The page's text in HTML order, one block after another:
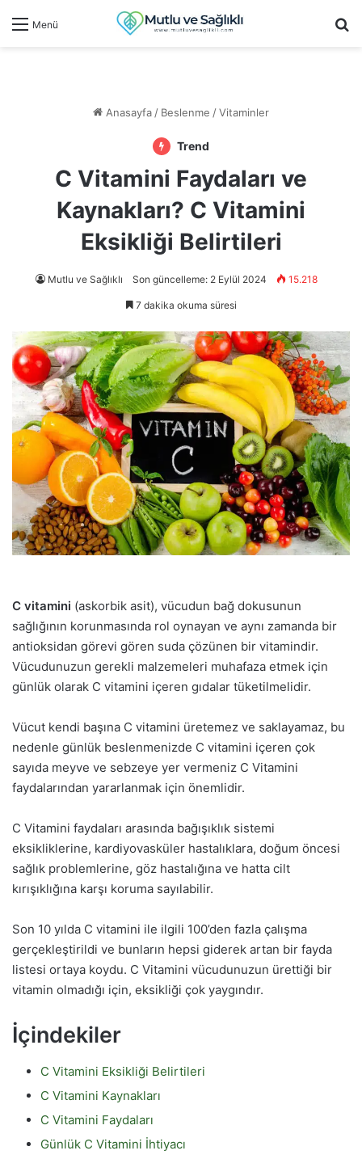
Menü
Anasayfa/ Beslenme /Vitaminler
Trend
C Vitamini Faydaları ve
Kaynakları? C Vitamini
Eksikliği Belirtileri
Mutlu ve Sağlıklı Son güncelleme: 2 Eylül 2024 15.218
7 dakika okuma süresi
C vitamini (askorbik asit), vücudun bağ dokusunun
sağlığının korunmasında rol oynayan ve aynı zamanda bir
antioksidan görevi gören suda çözünen bir vitamindir.
Vücudunuzun gerekli malzemeleri muhafaza etmek için
günlük olarak C vitamini içeren gıdalar tüketilmelidir.
Vücut kendi başına C vitamini üretemez ve saklayamaz, bu
nedenle günlük beslenmenizde C vitamini içeren çok
sayıda meyve ve sebzeye yer vermeniz C Vitamini
faydalarından yararlanmak için önemlidir.
C Vitamini faydaları arasında bağışıklık sistemi
eksikliklerine, kardiyovasküler hastalıklara, doğum öncesi
sağlık problemlerine, göz hastalığına ve hatta cilt
kırışıklığına karşı koruma sayılabilir.
Son 10 yılda C vitamini ile ilgili 100’den fazla çalışma
gerçekleştirildi ve bunların hepsi giderek artan bir fayda
listesi ortaya koydu. C Vitamini vücudunuzun ürettiği bir
vitamin olmadığı için, eksikliği çok yaygındır.
İçindekiler
C Vitamini Eksikliği Belirtileri
C Vitamini Kaynakları
C Vitamini Faydaları
Günlük C Vitamini İhtiyacı